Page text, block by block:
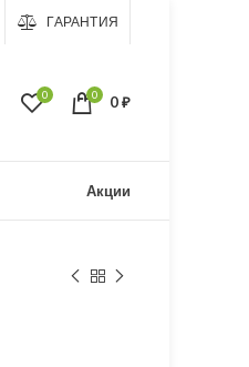
ГАРАНТИЯ
0 0 0₽
Акции